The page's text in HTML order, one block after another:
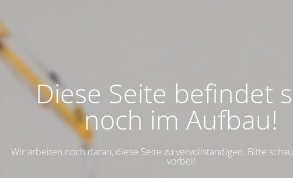
Diese Seite befindet
noch im Aufbau!
Wir arbeiten noch daran, diese Seite zu vervollständigen. Bitte
vorbei!